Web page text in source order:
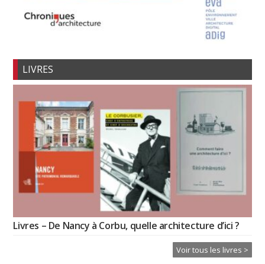
LIVRES
Livres – De Nancy à Corbu, quelle architecture d’ici ?
Voir tous les livres >